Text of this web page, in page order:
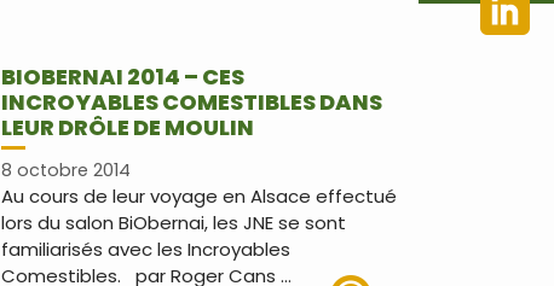
BIOBERNAI 2014 – CES
INCROYABLES COMESTIBLES DANS
LEUR DRÔLE DE MOULIN
8 octobre 2014
Au cours de leur voyage en Alsace effectué
lors du salon BiObernai, les JNE se sont
familiarisés avec les Incroyables
Comestibles. par Roger Cans …